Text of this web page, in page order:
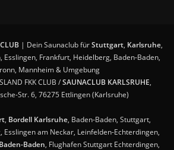
| Dein Saunaclub fürStuttgart, Karlsruhe,
Esslingen, Frankfurt, Heidelberg, Baden-Baden,
Mannheim & Umgebung
FKK CLUB /SAUNACLUB KARLSRUHE,
Str. 6, 76275 Ettlingen (Karlsruhe)
, Bordell Karlsruhe, Baden-Baden, Stuttgart,
Esslingen am Neckar, Leinfelden-Echterdingen,
Baden, Flughafen Stuttgart Echterdingen,